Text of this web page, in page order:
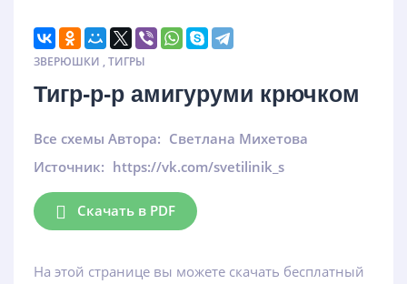
ЗВЕРЮШКИ ,ТИГРЫ
Тигр-р-р амигуруми крючком
Все схемы Автора: Светлана Михетова
Источник: https://vk.com/svetilinik_s
Скачать в PDF
На этой странице вы можете скачать бесплатный